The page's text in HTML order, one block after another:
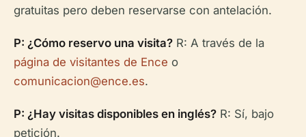
gratuitas pero deben reservarse con antelación.
P: ¿Cómo reservo una visita? R: A través de la
página de visitantes de Ence o
comunicacion@ence.es.
P: ¿Hay visitas disponibles en inglés? R: Sí, bajo
petición.